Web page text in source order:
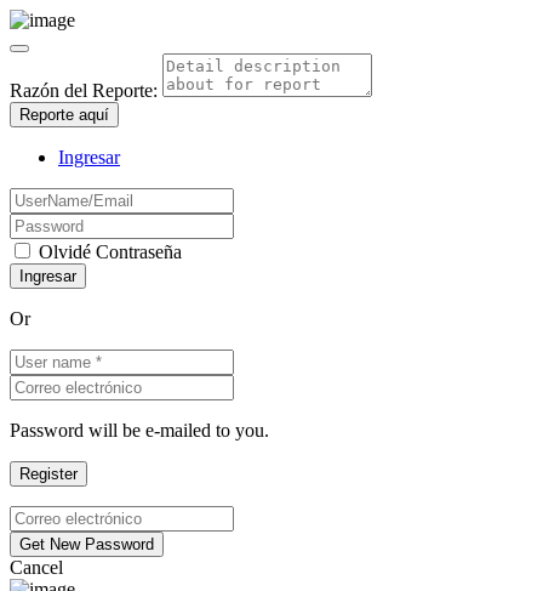
Razón del Reporte:
Reporte aquí
Ingresar
Olvidé Contraseña
Or
Password will be e-mailed to you.
Cancel